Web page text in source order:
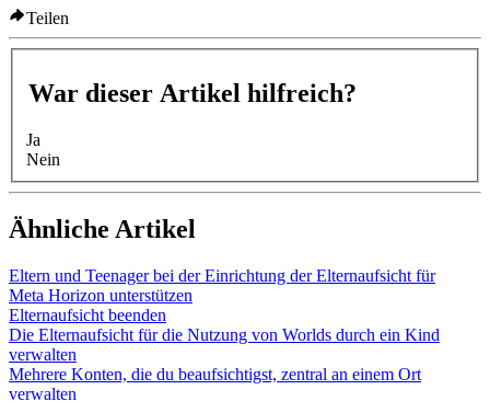
Teilen
War dieser Artikel hilfreich?
Ja
Nein
Ähnliche Artikel
Eltern und Teenager bei der Einrichtung der Elternaufsicht für
Meta Horizon unterstützen
Elternaufsicht beenden
Die Elternaufsicht für die Nutzung von Worlds durch ein Kind
verwalten
Mehrere Konten, die du beaufsichtigst, zentral an einem Ort
verwalten